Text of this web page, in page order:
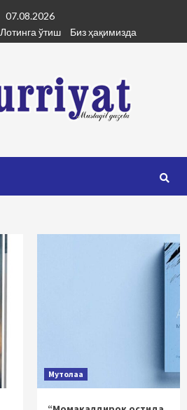
07.08.2026
Лотинга ўтиш Биз ҳақимизда
Мутолаа